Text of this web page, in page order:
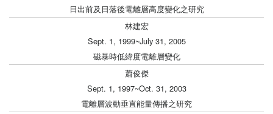
日出前及日落後電離層高度變化之研究
林建宏
Sept. 1, 1999~July 31, 2005
磁暴時低緯度電離層變化
蕭俊傑
Sept. 1, 1997~Oct. 31, 2003
電離層波動垂直能量傳播之研究